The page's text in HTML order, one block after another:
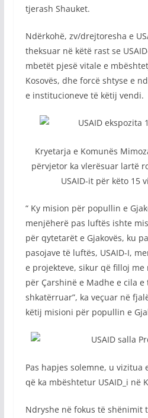
tjerash Shauket.
Ndërkohë, zv/drejtoresha e
theksuar në këtë rast se
mbetët pjesë vitale e
Kosovës, dhe forcë shtyse e
e institucioneve të këtij vendi.
Kryetarja e Komunës
përvjetor ka vlerësuar lartë
USAID-it për këto 15
“ Ky mision për popullin e
menjëherë pas luftës ishte
për qytetarët e Gjakovës, ku
pasojave të luftës, USAID-I,
e projekteve, sikur që filloj
për Çarshinë e Madhe e cila
shkatërruar”, ka veçuar në
këtij misioni për popullin e
Pas hapjes solemne, u vizitua
që ka mbështetur USAID_i në
Ndryshe në fokus të shënimit